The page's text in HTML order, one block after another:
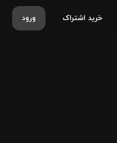
ورود خرید اشتراک